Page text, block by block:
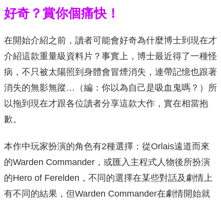
好奇？賞你個痛快！
在開始介紹之前，讀者可能會好奇為什麼博士到現在才
介紹這款重量級資料片？事實上，博士最近得了一種怪
病，不只被太陽照到身體會冒煙消失，連帶記憶也跟著
消失的無影無蹤…（編：你以為自己是吸血鬼嗎？）所
以拖到現在才跟各位讀者分享這款大作，實在相當抱
歉。
本作中玩家扮演的角色有2種選擇：從Orlais遠道而來
的Warden Commander，或匯入主程式人物後所扮演
的Hero of Ferelden，不同的選擇在某些對話及劇情上
有不同的結果，但Warden Commander在劇情開始就